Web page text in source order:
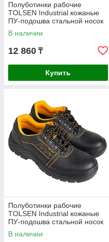
Полуботинки рабочие
TOLSEN Industrial кожаные
ПУ-подошва стальной носок
размер 39 45321
В наличии
12 860 ₸
Купить
Полуботинки рабочие
TOLSEN Industrial кожаные
ПУ-подошва стальной носок
размер 44 45326
В наличии